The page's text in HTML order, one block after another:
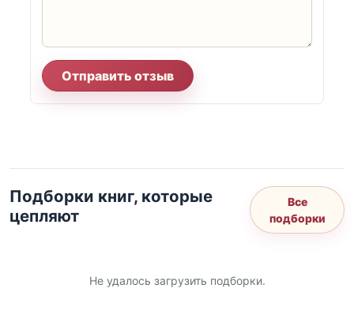
Отправить отзыв
Подборки книг, которые
цепляют
Все
подборки
Не удалось загрузить подборки.